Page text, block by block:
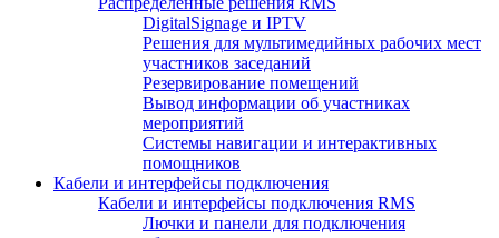
DigitalSignage и IPTV
Решения для мультимедийных рабочих мест
участников заседаний
Резервирование помещений
Вывод информации об участниках
мероприятий
Системы навигации и интерактивных
помощников
Кабели и интерфейсы подключения
Кабели и интерфейсы подключения RMS
Лючки и панели для подключения